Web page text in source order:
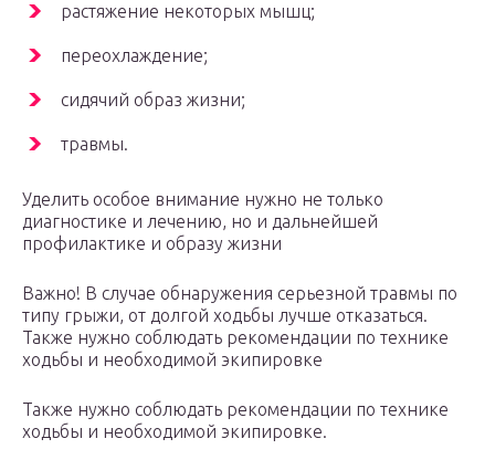
растяжение некоторых мышц;
переохлаждение;
сидячий образ жизни;
травмы.
Уделить особое внимание нужно не только
диагностике и лечению, но и дальнейшей
профилактике и образу жизни
Важно! В случае обнаружения серьезной травмы по
типу грыжи, от долгой ходьбы лучше отказаться.
Также нужно соблюдать рекомендации по технике
ходьбы и необходимой экипировке
Также нужно соблюдать рекомендации по технике
ходьбы и необходимой экипировке.